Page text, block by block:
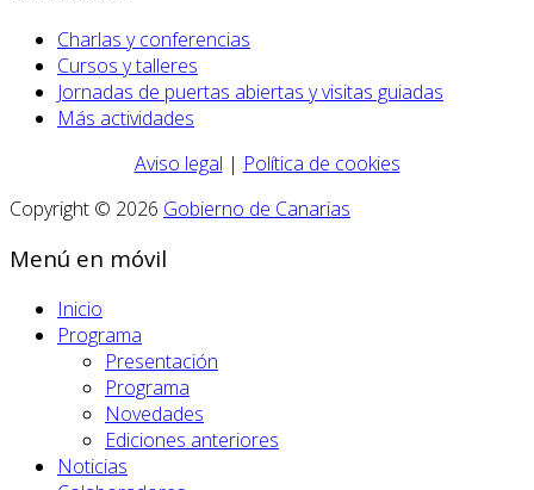
Charlas y conferencias
Cursos y talleres
Jornadas de puertas abiertas y visitas guiadas
Más actividades
Aviso legal | Política de cookies
Copyright © 2026 Gobierno de Canarias
Menú en móvil
Inicio
Programa
Presentación
Programa
Novedades
Ediciones anteriores
Noticias